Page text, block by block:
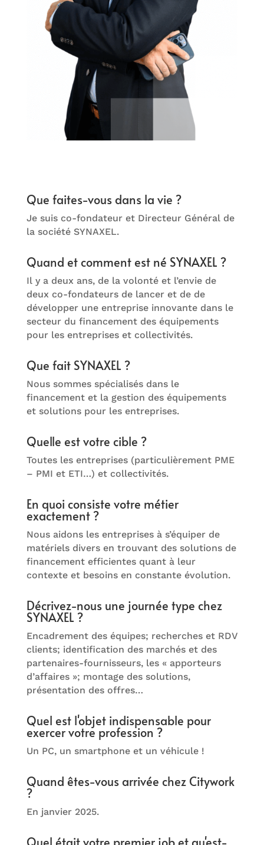
Que faites-vous dans la vie ?
Je suis co-fondateur et Directeur Général de
la société SYNAXEL.
Quand et comment est né SYNAXEL ?
Il y a deux ans, de la volonté et l’envie de
deux co-fondateurs de lancer et de de
développer une entreprise innovante dans le
secteur du financement des équipements
pour les entreprises et collectivités.
Que fait SYNAXEL ?
Nous sommes spécialisés dans le
financement et la gestion des équipements
et solutions pour les entreprises.
Quelle est votre cible ?
Toutes les entreprises (particulièrement PME
– PMI et ETI…) et collectivités.
En quoi consiste votre métier
exactement ?
Nous aidons les entreprises à s’équiper de
matériels divers en trouvant des solutions de
financement efficientes quant à leur
contexte et besoins en constante évolution.
Décrivez-nous une journée type chez
SYNAXEL ?
Encadrement des équipes; recherches et RDV
clients; identification des marchés et des
partenaires-fournisseurs, les « apporteurs
d’affaires »; montage des solutions,
présentation des offres…
Quel est l'objet indispensable pour
exercer votre profession ?
Un PC, un smartphone et un véhicule !
Quand êtes-vous arrivée chez Citywork
?
En janvier 2025.